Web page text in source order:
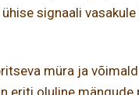
signaali
müra ja